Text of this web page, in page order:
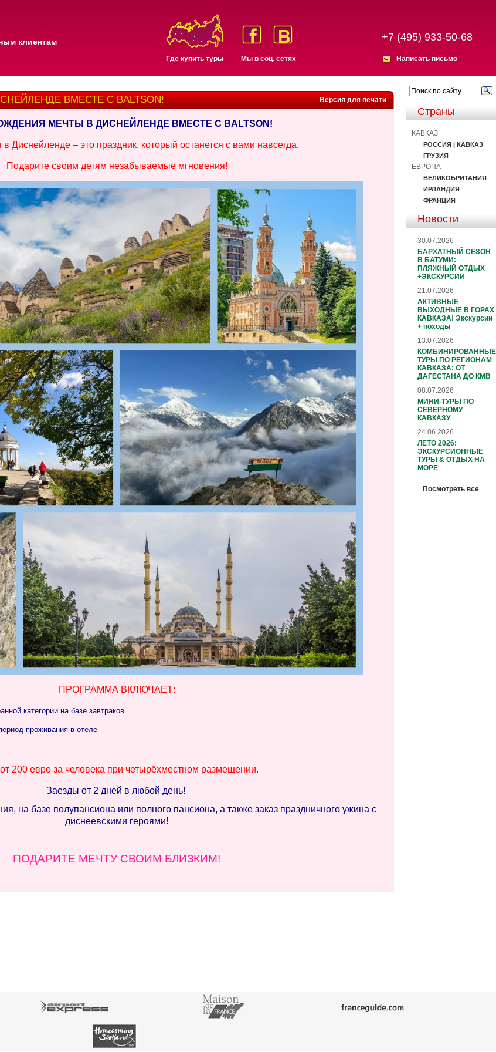
клиентам
Где купить туры Мы в соц. сетях
+7 (495) 933-50-68
Написать письмо
Версия для печати
ВМЕСТЕ С BALTSON!
МЕЧТЫ В ДИСНЕЙЛЕНДЕ ВМЕСТЕ С BALTSON!
Диснейленде – это праздник, который останется с вами навсегда.
Подарите своим детям незабываемые мгновения!
ПРОГРАММА ВКЛЮЧАЕТ:
категории на базе завтраков
проживания в отеле
200 евро за человека при четырёхместном размещении.
Заезды от 2 дней в любой день!
на базе полупансиона или полного пансиона, а также заказ праздничного ужина с
диснеевскими героями!
ПОДАРИТЕ МЕЧТУ СВОИМ БЛИЗКИМ!
Страны
КАВКАЗ
РОССИЯ | КАВКАЗ
ГРУЗИЯ
ЕВРОПА
ВЕЛИКОБРИТАНИЯ
ИРЛАНДИЯ
ФРАНЦИЯ
Новости
30.07.2026
БАРХАТНЫЙ СЕЗОН
В БАТУМИ:
ПЛЯЖНЫЙ ОТДЫХ
+ЭКСКУРСИИ
21.07.2026
АКТИВНЫЕ
ВЫХОДНЫЕ В ГОРАХ
КАВКАЗА! Экскурсии
+ походы
13.07.2026
КОМБИНИРОВАННЫЕ
ТУРЫ ПО РЕГИОНАМ
КАВКАЗА: ОТ
ДАГЕСТАНА ДО КМВ
08.07.2026
МИНИ-ТУРЫ ПО
СЕВЕРНОМУ
КАВКАЗУ
24.06.2026
ЛЕТО 2026:
ЭКСКУРСИОННЫЕ
ТУРЫ & ОТДЫХ НА
МОРЕ
Посмотреть все